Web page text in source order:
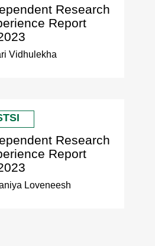
Research
Report
Vidhulekha
Research
Report
Loveneesh